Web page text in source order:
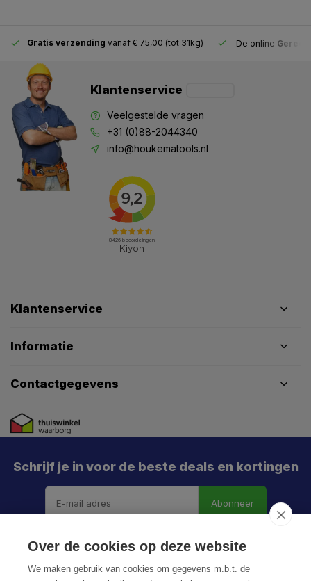
Gratis verzending vanaf € 75,00 (tot 31kg) De online
Klantenservice
Veelgestelde vragen
+31 (0)88-2044340
info@houkematools.nl
Klantenservice
Informatie
Contactgegevens
Schrijf je in voor de beste deals en kortingen
Abonneer
Over de cookies op deze website
We maken gebruik van cookies om gegevens m.b.t. de
Meld je aan en mis geen enkele actie, aanbieding
of nieuwe deal meer. Én je krijgt direct €5 korting!